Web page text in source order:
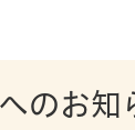
のお